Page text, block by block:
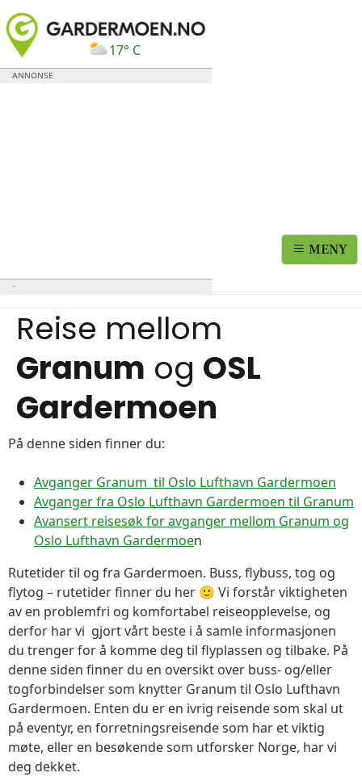
17° C
MENY
Reise mellom
Granum og OSL
Gardermoen
På denne siden finner du:
Avganger Granum til Oslo Lufthavn Gardermoen
Avganger fra Oslo Lufthavn Gardermoen til Granum
Avansert reisesøk for avganger mellom Granum og
Oslo Lufthavn Gardermoen
Rutetider til og fra Gardermoen. Buss, flybuss, tog og
flytog – rutetider finner du her 🙂 Vi forstår viktigheten
av en problemfri og komfortabel reiseopplevelse, og
derfor har vi gjort vårt beste i å samle informasjonen
du trenger for å komme deg til flyplassen og tilbake. På
denne siden finner du en oversikt over buss- og/eller
togforbindelser som knytter Granum til Oslo Lufthavn
Gardermoen. Enten du er en ivrig reisende som skal ut
på eventyr, en forretningsreisende som har et viktig
møte, eller en besøkende som utforsker Norge, har vi
deg dekket.